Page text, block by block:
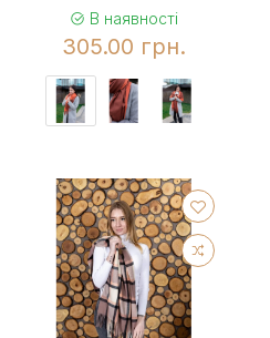
В наявності
305.00 грн.